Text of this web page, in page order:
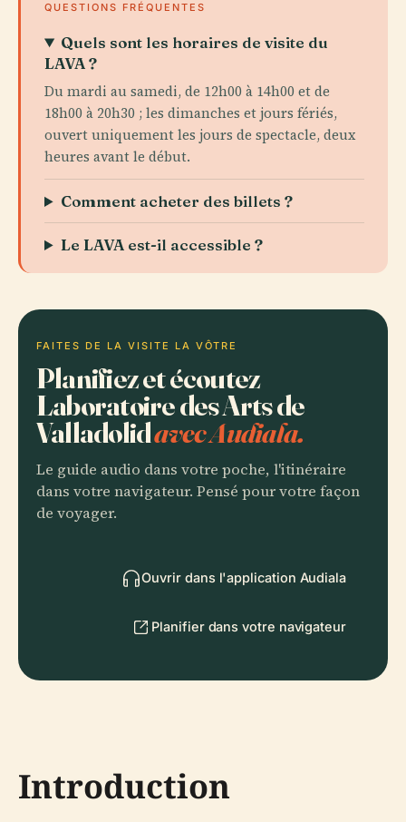
QUESTIONS FRÉQUENTES
Quels sont les horaires de visite du
LAVA ?
Du mardi au samedi, de 12h00 à 14h00 et de
18h00 à 20h30 ; les dimanches et jours fériés,
ouvert uniquement les jours de spectacle, deux
heures avant le début.
Comment acheter des billets ?
Le LAVA est-il accessible ?
FAITES DE LA VISITE LA VÔTRE
Planifiez et écoutez
Laboratoire des Arts de
Valladolidavec Audiala.
Le guide audio dans votre poche, l'itinéraire
dans votre navigateur. Pensé pour votre façon
de voyager.
Ouvrir dans l'application Audiala
Planifier dans votre navigateur
Introduction